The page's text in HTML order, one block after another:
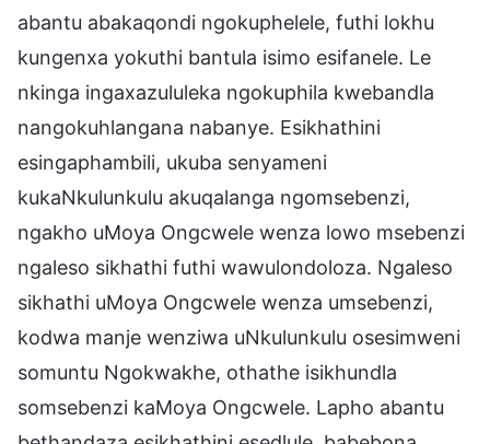
abantu abakaqondi ngokuphelele, futhi lokhu
kungenxa yokuthi bantula isimo esifanele. Le
nkinga ingaxazululeka ngokuphila kwebandla
nangokuhlangana nabanye. Esikhathini
esingaphambili, ukuba senyameni
kukaNkulunkulu akuqalanga ngomsebenzi,
ngakho uMoya Ongcwele wenza lowo msebenzi
ngaleso sikhathi futhi wawulondoloza. Ngaleso
sikhathi uMoya Ongcwele wenza umsebenzi,
kodwa manje wenziwa uNkulunkulu osesimweni
somuntu Ngokwakhe, othathe isikhundla
somsebenzi kaMoya Ongcwele. Lapho abantu